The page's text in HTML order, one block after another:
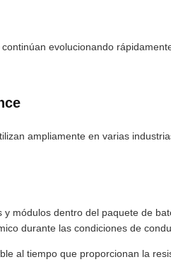
evolucionando
ampliamente en varias
módulos dentro del paquete de
durante las condiciones de
al tiempo que proporcionan la